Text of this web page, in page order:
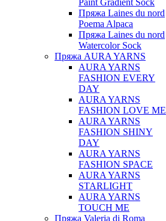
Paint Gradient Sock
Пряжа Laines du nord
Poema Alpaca
Пряжа Laines du nord
Watercolor Sock
Пряжа AURA YARNS
AURA YARNS
FASHION EVERY
DAY
AURA YARNS
FASHION LOVE ME
AURA YARNS
FASHION SHINY
DAY
AURA YARNS
FASHION SPACE
AURA YARNS
STARLIGHT
AURA YARNS
TOUCH ME
Пряжа Valeria di Roma